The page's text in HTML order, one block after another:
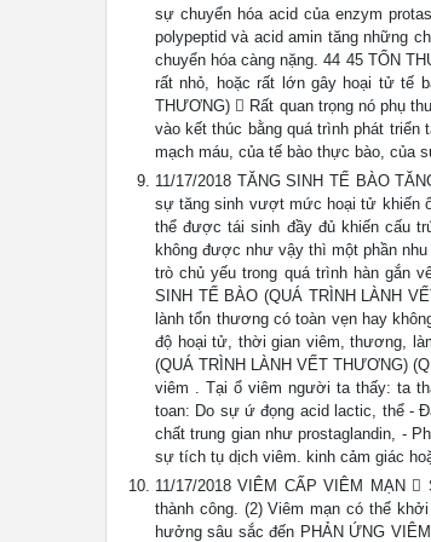
sự chuyển hóa acid của enzym
polypeptid và acid amin tăng những
chuyển hóa càng nặng. 44 45 TỔN
rất nhỏ, hoặc rất lớn gây hoại tử tế
THƯƠNG)  Rất quan trọng nó phụ
vào kết thúc bằng quá trình phát
mạch máu, của tế bào thực bào, của
11/17/2018 TĂNG SINH TẾ BÀO
sự tăng sinh vượt mức hoại tử khiến
thể được tái sinh đầy đủ khiến cấu
không được như vậy thì một phần
trò chủ yếu trong quá trình hàn gắn
SINH TẾ BÀO (QUÁ TRÌNH LÀNH
lành tổn thương có toàn vẹn hay
độ hoại tử, thời gian viêm, thương,
(QUÁ TRÌNH LÀNH VẾT THƯƠNG)
viêm . Tại ổ viêm người ta thấy: ta
toan: Do sự ứ đọng acid lactic, thể -
chất trung gian như prostaglandin, -
sự tích tụ dịch viêm. kinh cảm giác
11/17/2018 VIÊM CẤP VIÊM MẠN
thành công. (2) Viêm mạn có thể
hưởng sâu sắc đến PHẢN ỨNG